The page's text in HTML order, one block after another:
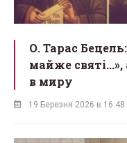
О. Тарас
майже
в миру
19 Березня 2026 в 16:48